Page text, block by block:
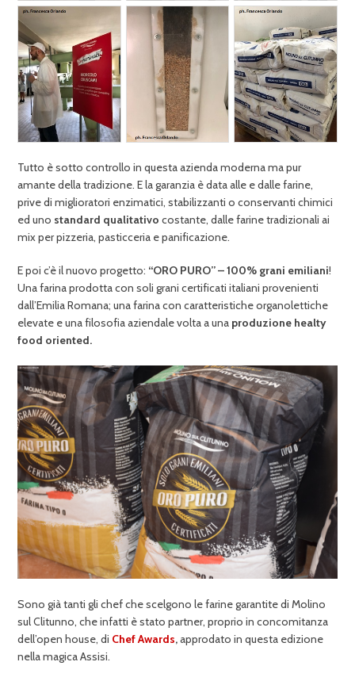
Tutto è sotto controllo in questa azienda moderna ma pur
amante della tradizione. E la garanzia è data alle e dalle farine,
prive di miglioratori enzimatici, stabilizzanti o conservanti chimici
ed uno standard qualitativo costante, dalle farine tradizionali ai
mix per pizzeria, pasticceria e panificazione.
E poi c’è il nuovo progetto: “ORO PURO” – 100% grani emiliani!
Una farina prodotta con soli grani certificati italiani provenienti
dall’Emilia Romana; una farina con caratteristiche organolettiche
elevate e una filosofia aziendale volta a una produzione healty
food oriented.
Sono già tanti gli chef che scelgono le farine garantite di Molino
sul Clitunno, che infatti è stato partner, proprio in concomitanza
dell’open house, di Chef Awards,approdato in questa edizione
nella magica Assisi.